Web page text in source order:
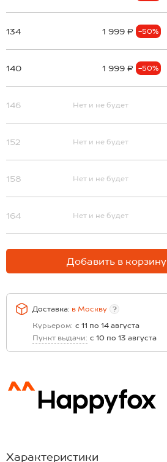
134 1 999 ₽ -50%
140 1 999 ₽ -50%
146 Нет и не будет
152 Нет и не будет
158 Нет и не будет
164 Нет и не будет
Добавить в корзину
Доставка: в Москву
?
Курьером: с 11 по 14 августа
Пункт выдачи: с 10 по 13 августа
Характеристики